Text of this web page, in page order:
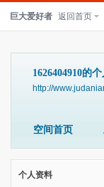
巨大爱好者 返回首页
1626404910的
http://
空间首页
个人资料